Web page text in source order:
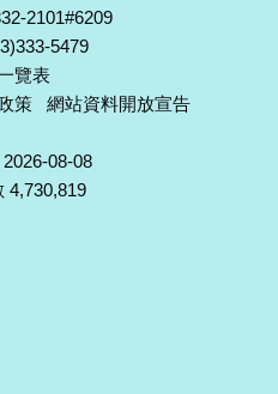
2101#6209
5479
覽表
策 網站資料開放宣告
08-08
4,730,819